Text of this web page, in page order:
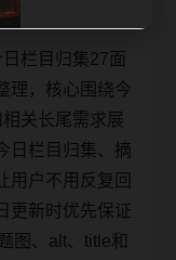
栏目归集27面
理，核心围绕今
关长尾需求展
日栏目归集、摘
用户不用反复回
更新时优先保证
图、alt、title和